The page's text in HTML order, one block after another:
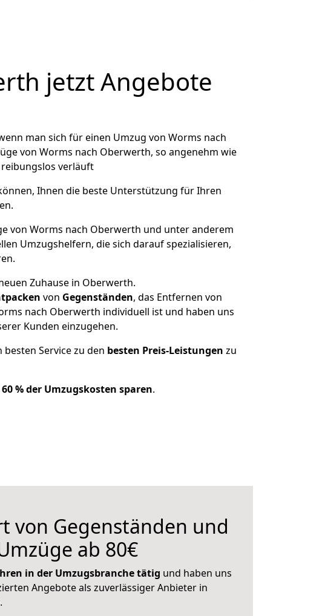
jetzt Angebote
man sich für einen Umzug von Worms nach
von Worms nach Oberwerth, so angenehm wie
verläuft
Ihnen die beste Unterstützung für Ihren
von Worms nach Oberwerth und unter anderem
Umzugshelfern, die sich darauf spezialisieren,
Zuhause in Oberwerth.
von Gegenständen, das Entfernen von
nach Oberwerth individuell ist und haben uns
Kunden einzugehen.
Service zu den besten Preis-Leistungen zu
60 % der Umzugskosten sparen.
von Gegenständen und
ab 80€
in der Umzugsbranche tätig und haben uns
Angebote als zuverlässiger Anbieter in